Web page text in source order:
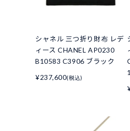
シャネル 三つ折り財布 レデ
ィース CHANEL AP0230
B10583 C3906 ブラック
¥237,600(税込)